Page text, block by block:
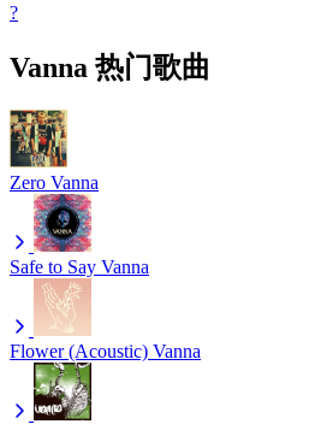
?
Vanna 热门歌曲
Zero Vanna
Safe to Say Vanna
Flower (Acoustic) Vanna